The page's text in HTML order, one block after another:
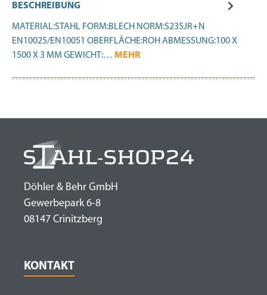
BESCHREIBUNG
MATERIAL:STAHL FORM:BLECH NORM:S235JR+N
EN10025/EN10051 OBERFLÄCHE:ROH ABMESSUNG:100 X
1500 X 3 MM GEWICHT:… MEHR
Döhler & Behr GmbH
Gewerbepark 6-8
08147 Crinitzberg
KONTAKT